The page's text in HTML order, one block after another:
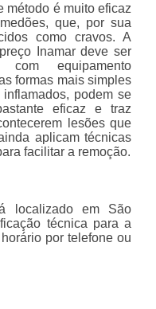
método é muito eficaz
que, por sua
como cravos. A
Inamar deve ser
com equipamento
formas mais simples
podem se
eficaz e traz
lesões que
aplicam técnicas
facilitar a remoção.
localizado em São
técnica para a
por telefone ou